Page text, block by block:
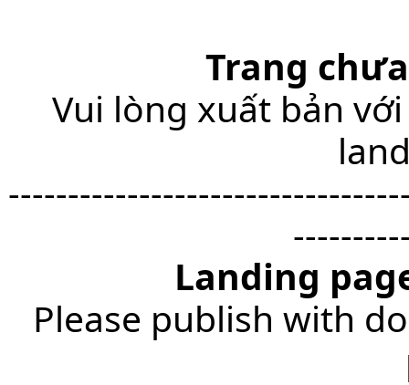
Trang
Vui lòng xuất bản
Landing
Please publish with